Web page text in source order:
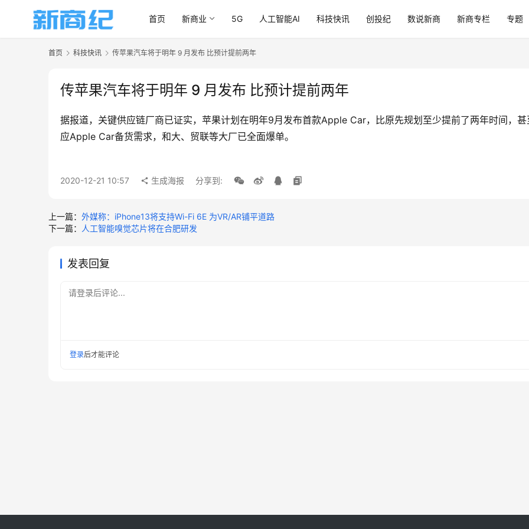
首页 新商业 5G 人工智能AI 科技快讯 创投纪 数说新商 新商专栏 专题
首页 科技快讯 传苹果汽车将于明年 9 月发布 比预计提前两年
传苹果汽车将于明年 9 月发布 比预计提前两年
据报道，关键供应链厂商已证实，苹果计划在明年9月发布首款Apple Car，比原先规划至少提前了两年时间，
应Apple Car备货需求，和大、贸联等大厂已全面爆单。
2020-12-21 10:57 生成海报 分享到:
上一篇： 外媒称：iPhone13将支持Wi-Fi 6E 为VR/AR铺平道路
下一篇：
人工智能嗅觉芯片将在合肥研发
发表回复
请登录后评论...
登录后才能评论